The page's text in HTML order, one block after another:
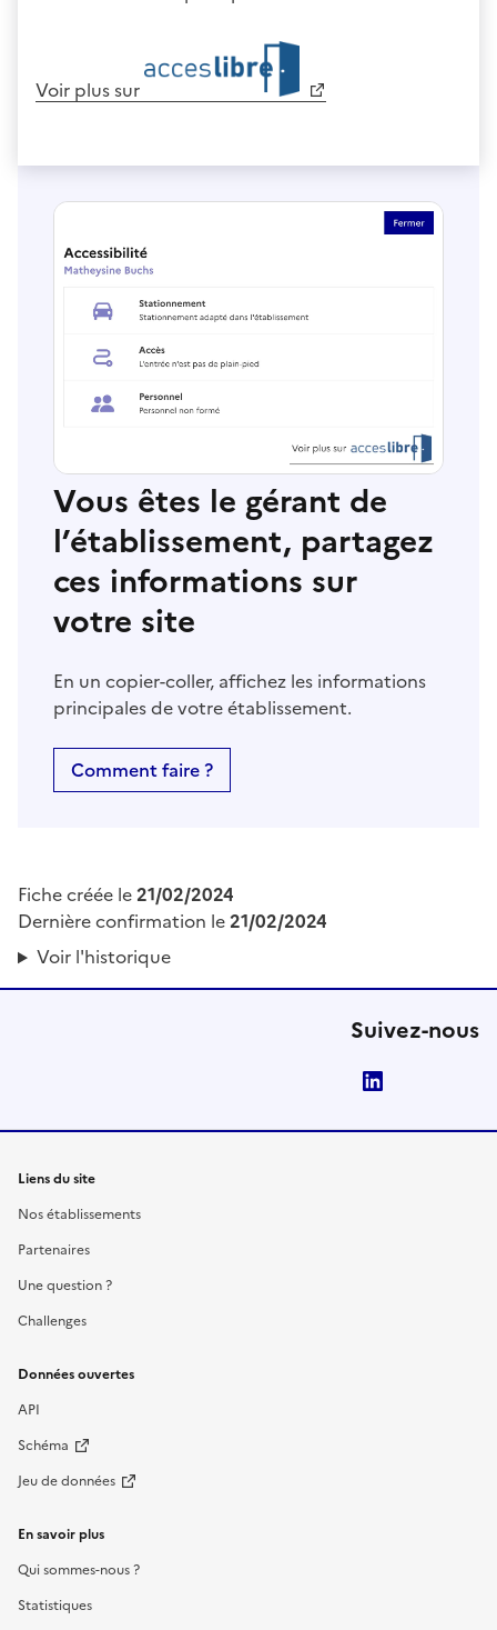
Voir plus sur
Vous êtes le gérant de
l’établissement, partagez
ces informations sur
votre site
En un copier-coller, affichez les informations
principales de votre établissement.
Comment faire ?
Fiche créée le21/02/2024
Dernière confirmation le21/02/2024
Voir l'historique
Suivez-nous
Liens du site
Nos établissements
Partenaires
Une question ?
Challenges
Données ouvertes
API
Schéma
Jeu de données
En savoir plus
Qui sommes-nous ?
Statistiques